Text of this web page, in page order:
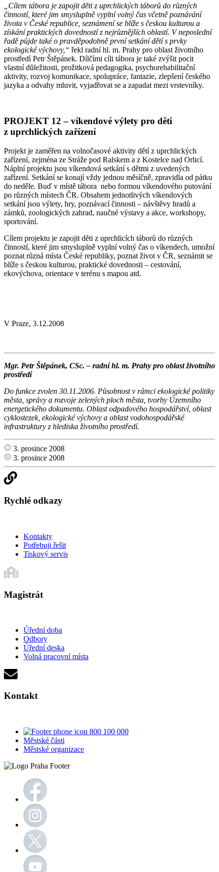
„Cílem tábora je zapojit děti z uprchlických táborů do různých
činností, které jim smysluplně vyplní volný čas včetně poznávání
života v České republice, seznámení se blíže s českou kulturou a
získání praktických dovedností z nejrůznějších oblastí. V neposlední
řadě půjde také o pravděpodobně první setkání dětí s prvky
ekologické výchovy,“ řekl radní hl. m. Prahy pro oblast životního
prostředí Petr Štěpánek. Dílčími cíli tábora je také zvýšit pocit
vlastní důležitosti, prožitková pedagogika, psychorehabilitační
aktivity, rozvoj komunikace, spolupráce, fantazie, zlepšení českého
jazyka a odvahy mluvit, vyjadřovat se a zapadat mezi vrstevníky.
PROJEKT 12 – víkendové výlety pro děti
z uprchlických zařízení
Projekt je zaměřen na volnočasové aktivity dětí z uprchlických
zařízení, zejména ze Stráže pod Ralskem a z Kostelce nad Orlicí.
Náplní projektu jsou víkendová setkání s dětmi z uvedených
zařízení. Setkání se konají vždy jednou měsíčně, zpravidla od pátku
do neděle. Buď v místě tábora nebo formou víkendového putování
po různých místech ČR. Obsahem jednotlivých víkendových
setkání jsou výlety, hry, poznávací činnosti – návštěvy hradů a
zámků, zoologických zahrad, naučné výstavy a akce, workshopy,
sportování.
Cílem projektu je zapojit děti z uprchlicích táborů do různých
činností, které jim smysluplně vyplní volný čas o víkendech, umožní
poznat různá místa České republiky, poznat život v ČR, seznámit se
blíže s českou kulturou, praktické dovednosti – cestování,
ekovýchova, orientace v terénu s mapou atd.
V Praze, 3.12.2008
Mgr. Petr Štěpánek, CSc. – radní hl. m. Prahy pro oblast životního
prostředí
Do funkce zvolen 30.11.2006. Působnost v rámci ekologické politiky
města, správy a rozvoje zelených ploch města, tvorby Územního
energetického dokumentu. Oblast odpadového hospodářství, oblast
cyklostezek, ekologické výchovy a oblast vodohospodářské
infrastruktury z hlediska životního prostředí.
3. prosince 2008
3. prosince 2008
Rychlé odkazy
Kontakty
Potřebuji řešit
Tiskový servis
Magistrát
Úřední doba
Odbory
Úřední deska
Volná pracovní místa
Kontakt
800 100 000
Městské části
Městské organizace